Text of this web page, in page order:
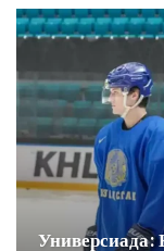
Универсиада: